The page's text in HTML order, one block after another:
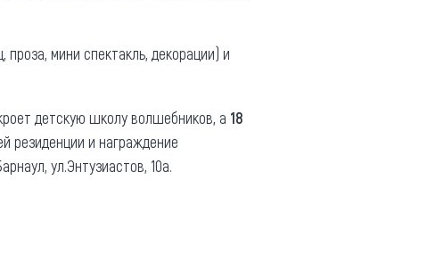
мини спектакль, декорации) и
детскую школу волшебников, а 18
резиденции и награждение
ул.Энтузиастов, 10а.